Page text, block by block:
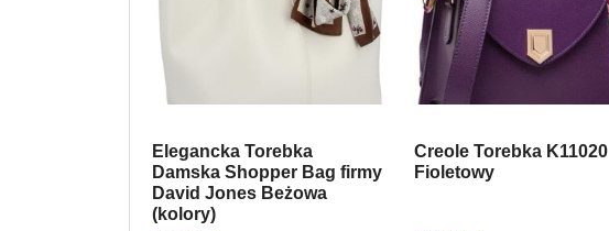
Elegancka Torebka
Damska Shopper Bag firmy
David Jones Beżowa
(kolory)
Creole Torebka K11020
Fioletowy